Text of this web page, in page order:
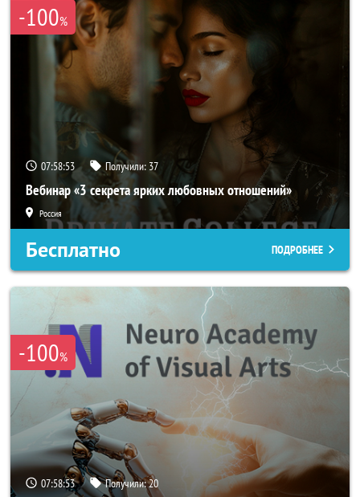
-100%
07:58:50 Получили: 37
Вебинар «3 секрета ярких любовных отношений»
Россия
Бесплатно ПОДРОБНЕЕ
-100%
07:58:50 Получили:20